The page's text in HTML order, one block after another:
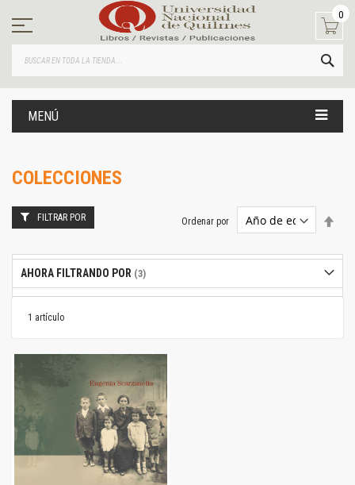
contenido
0
MENÚ
COLECCIONES
1 artículo
Ordenar por
FILTRAR POR
AHORA FILTRANDO POR